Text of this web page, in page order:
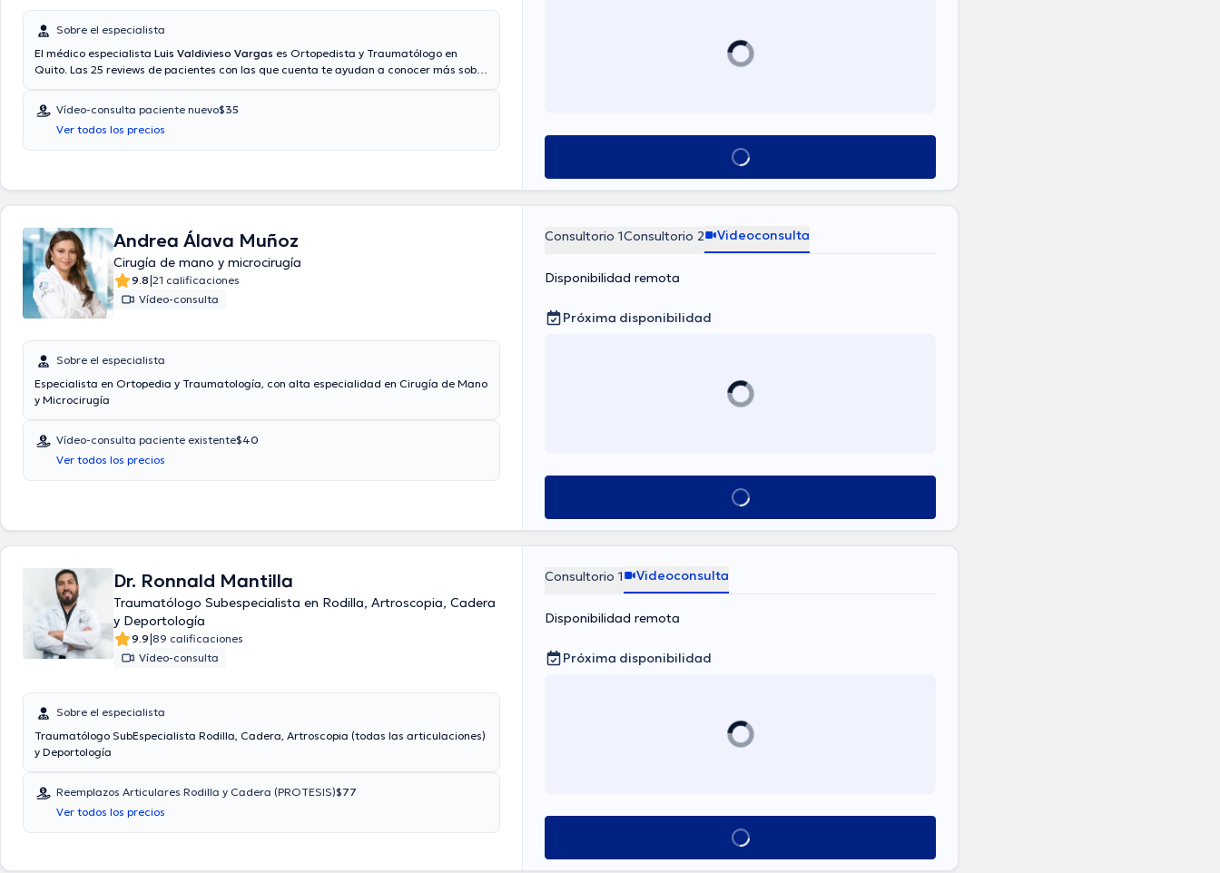
Sobre el especialista
El médico especialista Luis Valdivieso Vargas es Ortopedista y Traumatólogo en
Quito. Las 25 reviews de pacientes con las que cuenta te ayudan a conocer más sobre
Aseguradoras tales como Consulta privada, Vía reembolso con cualquier
aseguradora son aceptadas. El precio de la consulta con el médico Luis Valdivieso
Vargas es de $40.
Vídeo-consulta paciente nuevo$35
Ver todos los precios
Ver más horarios
Andrea Álava Muñoz
Cirugía de mano y microcirugía
9.8|21 calificaciones
Vídeo-consulta
Sobre el especialista
Especialista en Ortopedia y Traumatología, con alta especialidad en Cirugía de Mano
y Microcirugía
Vídeo-consulta paciente existente$40
Ver todos los precios
Consultorio 1Consultorio 2 Videoconsulta
Disponibilidad remota
Próxima disponibilidad
Ver más horarios
Dr. Ronnald Mantilla
Traumatólogo Subespecialista en Rodilla, Artroscopia, Cadera
y Deportología
9.9|89 calificaciones
Vídeo-consulta
Sobre el especialista
Traumatólogo SubEspecialista Rodilla, Cadera, Artroscopia (todas las articulaciones)
y Deportología
Reemplazos Articulares Rodilla y Cadera (PROTESIS)$77
Ver todos los precios
Consultorio 1 Videoconsulta
Disponibilidad remota
Próxima disponibilidad
Ver más horarios